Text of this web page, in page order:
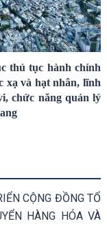
thủ tục hành chính
xạ và hạt nhân, lĩnh
chức năng quản lý
CỘNG ĐỒNG TỔ
HÀNG HÓA VÀ